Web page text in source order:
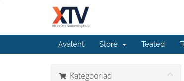
Avaleht Store Teated
Kategooriad